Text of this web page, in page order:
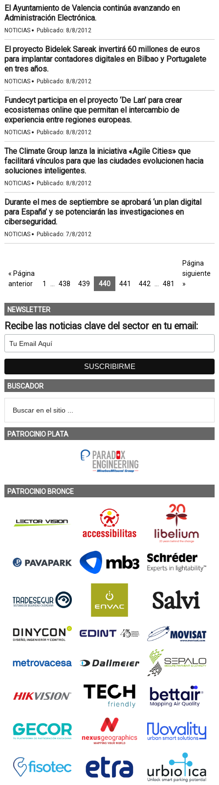
El Ayuntamiento de Valencia continúa avanzando en
Administración Electrónica.
NOTICIAS · Publicado: 8/8/2012
El proyecto Bidelek Sareak invertirá 60 millones de euros
para implantar contadores digitales en Bilbao y Portugalete
en tres años.
NOTICIAS · Publicado: 8/8/2012
Fundecyt participa en el proyecto ‘De Lan’ para crear
ecosistemas online que permitan el intercambio de
experiencia entre regiones europeas.
NOTICIAS · Publicado: 8/8/2012
The Climate Group lanza la iniciativa «Agile Cities» que
facilitará vínculos para que las ciudades evolucionen hacia
soluciones inteligentes.
NOTICIAS · Publicado: 8/8/2012
Durante el mes de septiembre se aprobará ‘un plan digital
para España’ y se potenciarán las investigaciones en
ciberseguridad.
NOTICIAS · Publicado: 7/8/2012
« Página
anterior
1 438 439 440 441 442 481
Página
siguiente
»
NEWSLETTER
Recibe las noticias clave del sector en tu email:
BUSCADOR
PATROCINIO PLATA
PATROCINIO BRONCE